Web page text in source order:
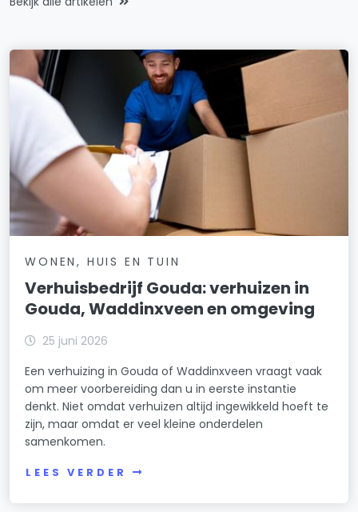
WONEN, HUIS EN TUIN
Verhuisbedrijf Gouda: verhuizen in
Gouda, Waddinxveen en omgeving
25 juni 2026
Een verhuizing in Gouda of Waddinxveen vraagt vaak
om meer voorbereiding dan u in eerste instantie
denkt. Niet omdat verhuizen altijd ingewikkeld hoeft te
zijn, maar omdat er veel kleine onderdelen
samenkomen.
LEES VERDER